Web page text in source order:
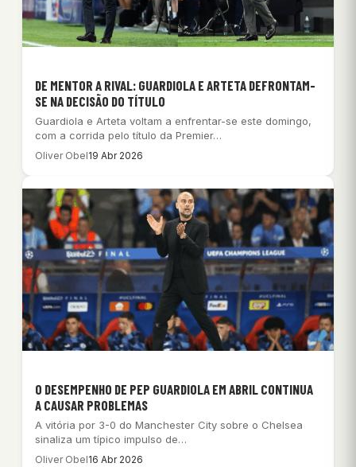
DE MENTOR A RIVAL: GUARDIOLA E ARTETA DEFRONTAM-
SE NA DECISÃO DO TÍTULO
Guardiola e Arteta voltam a enfrentar-se este domingo,
com a corrida pelo título da Premier…
Oliver Obel19 Abr 2026
O DESEMPENHO DE PEP GUARDIOLA EM ABRIL CONTINUA
A CAUSAR PROBLEMAS
A vitória por 3-0 do Manchester City sobre o Chelsea
sinaliza um típico impulso de…
Oliver Obel16 Abr 2026